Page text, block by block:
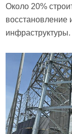
Около 20%
восстановление
инфраструктуры.